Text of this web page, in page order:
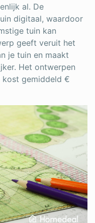
al. De
digitaal, waardoor
tuin kan
geeft veruit het
je tuin en maakt
Het ontwerpen
kost gemiddeld €